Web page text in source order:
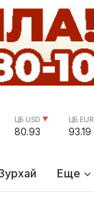
ЦБ USD
80.93
ЦБ EUR
93.19
Еще